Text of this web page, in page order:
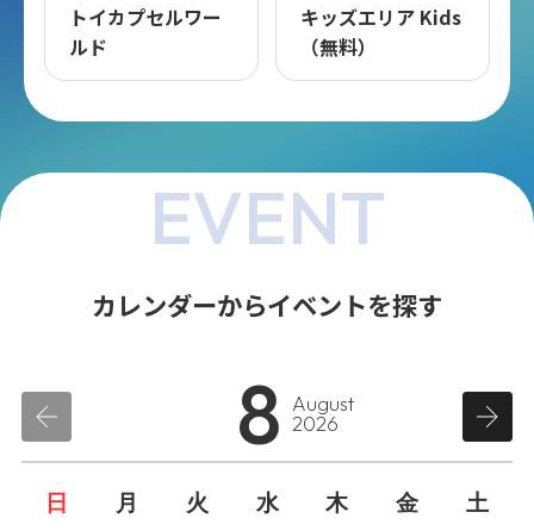
トイカプセルワー
ルド
キッズエリア Kids
（無料）
EVENT
カレンダーからイベントを探す
8 August
2026
日 月 火 水 木 金 土